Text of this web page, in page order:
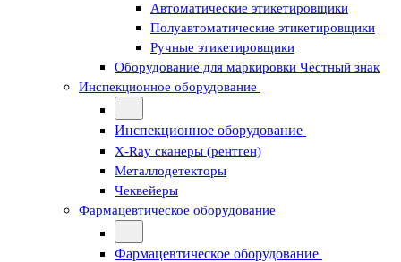
Автоматические этикетировщики
Полуавтоматические этикетировщики
Ручные этикетировщики
Оборудование для маркировки Честный знак
Инспекционное оборудование
Инспекционное оборудование
X-Ray сканеры (рентген)
Металлодетекторы
Чеквейеры
Фармацевтическое оборудование
Фармацевтическое оборудование